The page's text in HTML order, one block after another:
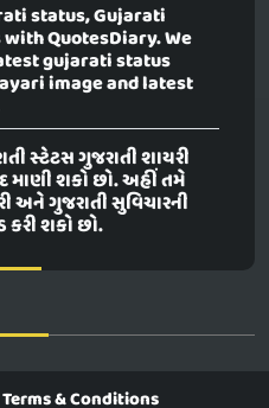
status, Gujarati
QuotesDiary. We
gujarati status
image and latest
સ્ટેટસ ગુજરાતી શાયરી
માણી શકો છો. અહીં તમે
અને ગુજરાતી સુવિચારની
શકો છો.
Terms & Conditions